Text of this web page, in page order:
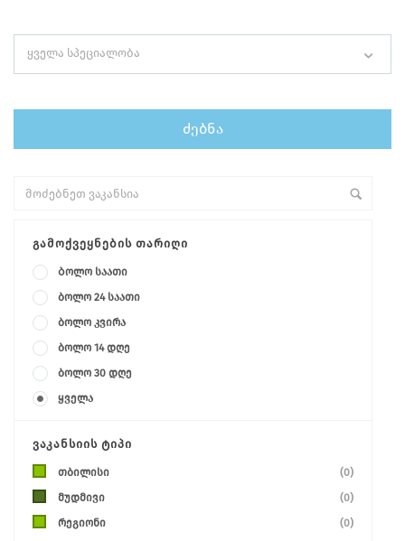
ყველა სპეციალობა
ᲒᲐᲛᲝᲥᲕᲔᲧᲜᲔᲑᲘᲡ ᲗᲐᲠᲘᲦᲘ
Ბოლო საათი
ბოლო 24 საათი
ბოლო კვირა
ბოლო 14 დღე
ბოლო 30 დღე
ყველა
ᲕᲐᲙᲐᲜᲡᲘᲘᲡ ᲢᲘᲞᲘ
თბილისი
(0)
მუდმივი
(0)
რეგიონი
(0)